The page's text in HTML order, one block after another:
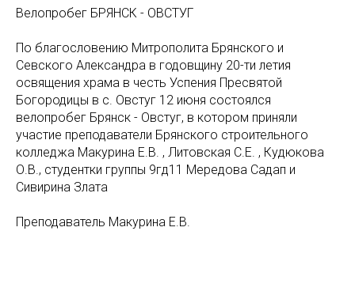
Велопробег БРЯНСК - ОВСТУГ
По благословению Митрополита Брянского и
Севского Александра в годовщину 20-ти летия
освящения храма в честь Успения Пресвятой
Богородицы в с. Овстуг 12 июня состоялся
велопробег Брянск - Овстуг, в котором приняли
участие преподаватели Брянского строительного
колледжа Макурина Е.В. , Литовская С.Е. , Кудюкова
О.В., студентки группы 9гд11 Мередова Садап и
Сивирина Злата
Преподаватель Макурина Е.В.